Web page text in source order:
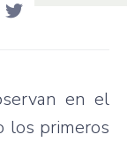
en el
los primeros